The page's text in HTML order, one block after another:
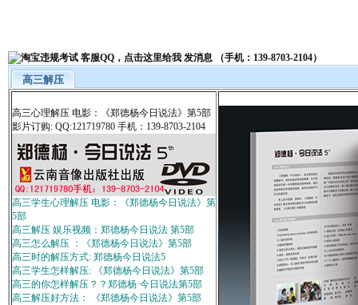
高三解压
高三心理解压 电影：《郑德杨今日说法》第5部
影片订购: QQ:121719780 手机：139-8703-2104
高三学生心理解压 电影：《郑德杨今日说法》第
5部
高三解压 娱乐视频：郑德杨今日说法 第5部
高三怎么解压 ：《郑德杨今日说法》第5部
高三时的解压方式: 郑德杨今日说法5
高三学生怎样解压: 《郑德杨今日说法》第5部
高三的你怎样解压？？郑德杨·今日说法第5部
高三解压好方法： 《郑德杨今日说法》第5部